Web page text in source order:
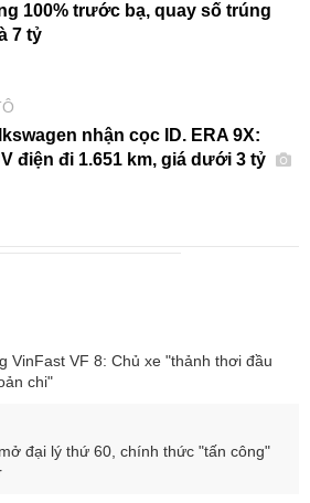
100% trước bạ, quay số trúng
7 tỷ
nhận cọc ID. ERA 9X:
điện đi 1.651 km, giá dưới 3 tỷ
VinFast VF 8: Chủ xe "thảnh thơi đầu
chi"
đại lý thứ 60, chính thức "tấn công"